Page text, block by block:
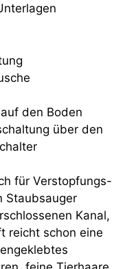
den Boden
über den
für Verstopfungs-
Staubsauger
Kanal,
reicht schon eine